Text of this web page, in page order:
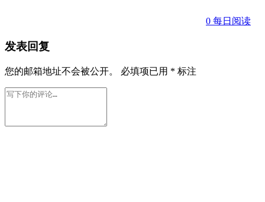
0 每日阅读
发表回复
您的邮箱地址不会被公开。 必填项已用 * 标注